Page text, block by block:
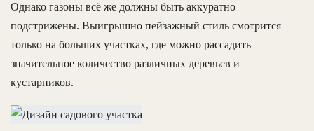
Однако газоны всё же должны быть аккуратно
подстрижены. Выигрышно пейзажный стиль смотрится
только на больших участках, где можно рассадить
значительное количество различных деревьев и
кустарников.